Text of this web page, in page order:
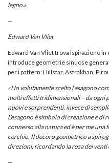
legno.»
—
Edward Van Vliet
Edward Van Vliet trova ispirazione
introduce geometrie sinuose
per i pattern: Hillstar, Astrakhan,
«Ho volutamente scelto l’esagono
molti effetti tridimensionali – da ogni
nuovi e sorprendenti, invece di
L’esagono è simbolo di creazione e
connesso alla natura ed è per me
cerchio. Il decoro geometrico a
direzioni, ricordando la rosa dei
—